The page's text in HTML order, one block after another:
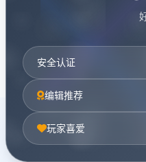
安全认证
编辑推荐
玩家喜爱